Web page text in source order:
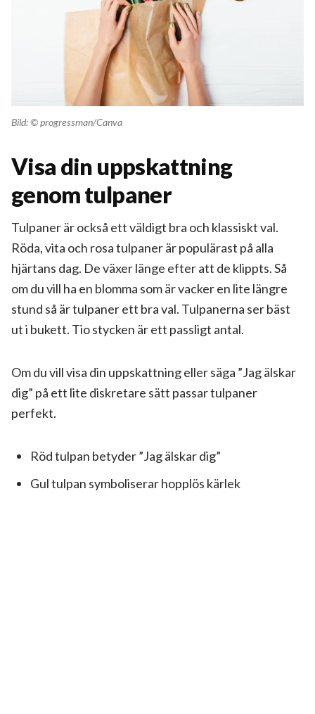
Bild: © progressman/Canva
Visa din uppskattning
genom tulpaner
Tulpaner är också ettväldigt bra och klassiskt val.
Röda, vita och rosa tulpaner är populärast på alla
hjärtans dag. De växer länge efter att de klippts. Så
om du vill ha en blomma som är vacker en lite längre
stund så är tulpaner ett bra val. Tulpanerna ser bäst
ut i bukett. Tio stycken är ett passligt antal.
Om du vill visa din uppskattning eller säga ”Jag älskar
dig” på ett lite diskretare sätt passar tulpaner
perfekt.
Röd tulpan betyder ”Jag älskar dig”
Gul tulpan symboliserar hopplös kärlek